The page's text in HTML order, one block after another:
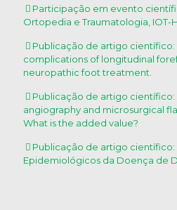
Participação em evento
Ortopedia e Traumatologia, IOT-
Publicação de artigo
complications of longitudinal
neuropathic foot treatment.
Publicação de artigo
angiography and microsurgical
What is the added value?
Publicação de artigo científico:
Epidemiológicos da Doença de